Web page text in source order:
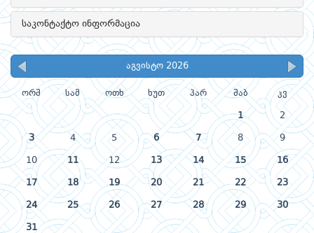
საკონტაქტო ინფორმაცია
აგვისტო 2026
ორშ სამ ოთხ ხუთ პარ შაბ კვ
1 2
3 4 5 6 7 8 9
10 11 12 13 14 15 16
17 18 19 20 21 22 23
24 25 26 27 28 29 30
31